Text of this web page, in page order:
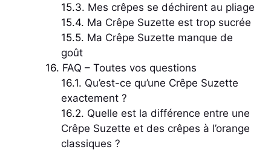
Mes crêpes se déchirent au pliage
Ma Crêpe Suzette est trop sucrée
Ma Crêpe Suzette manque de
goût
FAQ – Toutes vos questions
Qu’est-ce qu’une Crêpe Suzette
exactement ?
Quelle est la différence entre une
Crêpe Suzette et des crêpes à l’orange
classiques ?